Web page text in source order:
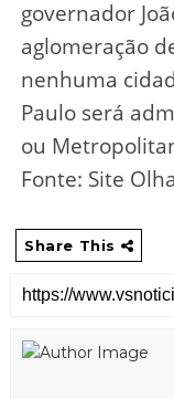
governador
aglomeração
nenhuma
Paulo será
ou
Fonte: Site
Share This